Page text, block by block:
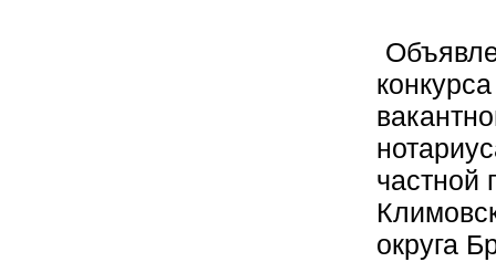
частной
округа